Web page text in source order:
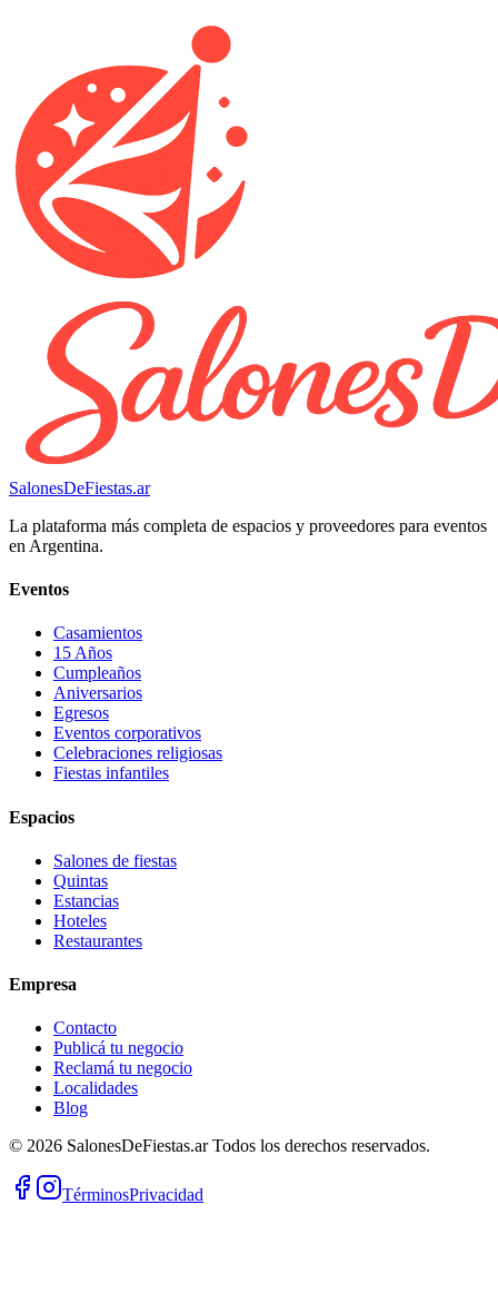
SalonesDeFiestas.ar
La plataforma más completa de espacios y proveedores para eventos
en Argentina.
Eventos
Casamientos
15 Años
Cumpleaños
Aniversarios
Egresos
Eventos corporativos
Celebraciones religiosas
Fiestas infantiles
Espacios
Salones de fiestas
Quintas
Estancias
Hoteles
Restaurantes
Empresa
Contacto
Publicá tu negocio
Reclamá tu negocio
Localidades
Blog
© 2026 SalonesDeFiestas.arTodos los derechos reservados.
TérminosPrivacidad